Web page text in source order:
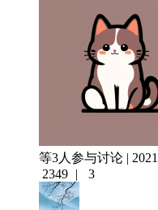
等3人参与讨论 |
2349 | 3